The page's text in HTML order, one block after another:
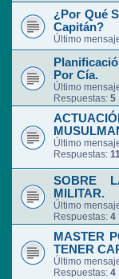
¿Por Qué
Capitán?
Último
Por Cía.
Último
Respuestas: 5
Último
Respuestas:
SOBRE
MILITAR.
Último
Respuestas: 4
MASTER
TENER
Último
Respuestas: 4